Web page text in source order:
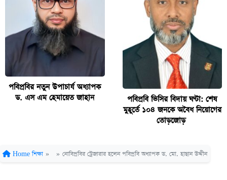
পবিপ্রবির নতুন উপাচার্য অধ্যাপক
ড. এস এম হেমায়েত জাহান
পবিপ্রবি ভিসির বিদায় ঘণ্টা: শেষ
মুহূর্তে ১০৪ জনকে অবৈধ নিয়োগের
তোড়জোড়
Home শিক্ষা » » নোবিপ্রবির ট্রেজারার হলেন পবিপ্রবি অধ্যাপক ড. মো. হাছান উদ্দীন